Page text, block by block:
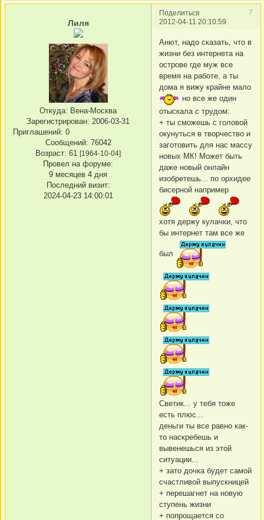
Поделиться
7
2012-04-11 20:10:59
Лиля
Откуда: Вена-Москва
Зарегистрирован: 2006-03-31
Приглашений: 0
Сообщений: 76042
Возраст: 61 [1964-10-04]
Провел на форуме:
9 месяцев 4 дня
Последний визит:
2024-04-23 14:00:01
Анют, надо сказать, что в
жизни без интернета на
острове где муж все
время на работе, а ты
дома я вижу крайне мало
но все же один
отыскала с трудом:
+ ты сможешь с головой
окунуться в творчество и
заготовить для нас массу
новых МК! Может быть
даже новый онлайн
изобретешь... по орхидее
бисерной например
хотя держу кулачки, что
бы интернет там все же
был
Светик... у тебя тоже
есть плюс...
деньги ты все равно как-
то наскребешь и
вывенешься из этой
ситуации...
+ зато дочка будет самой
счастливой выпускницей
+ перешагнет на новую
ступень жизни
+ попрощается со